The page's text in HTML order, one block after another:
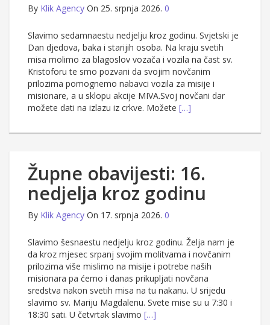
By Klik Agency On 25. srpnja 2026. 0
Slavimo sedamnaestu nedjelju kroz godinu. Svjetski je
Dan djedova, baka i starijih osoba. Na kraju svetih
misa molimo za blagoslov vozača i vozila na čast sv.
Kristoforu te smo pozvani da svojim novčanim
prilozima pomognemo nabavci vozila za misije i
misionare, a u sklopu akcije MIVA.Svoj novčani dar
možete dati na izlazu iz crkve. Možete […]
Župne obavijesti: 16.
nedjelja kroz godinu
By Klik Agency On 17. srpnja 2026. 0
Slavimo šesnaestu nedjelju kroz godinu. Želja nam je
da kroz mjesec srpanj svojim molitvama i novčanim
prilozima više mislimo na misije i potrebe naših
misionara pa ćemo i danas prikupljati novčana
sredstva nakon svetih misa na tu nakanu. U srijedu
slavimo sv. Mariju Magdalenu. Svete mise su u 7:30 i
18:30 sati. U četvrtak slavimo […]